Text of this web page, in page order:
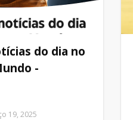
do dia no
-
19, 2025